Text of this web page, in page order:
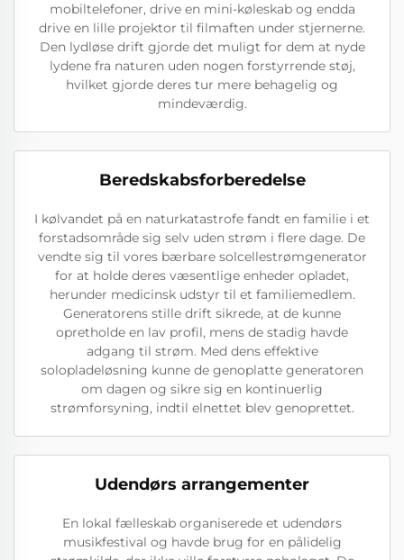
mobiltelefoner, drive en mini-køleskab og endda
drive en lille projektor til filmaften under stjernerne.
Den lydløse drift gjorde det muligt for dem at nyde
lydene fra naturen uden nogen forstyrrende støj,
hvilket gjorde deres tur mere behagelig og
mindeværdig.
Beredskabsforberedelse
I kølvandet på en naturkatastrofe fandt en familie i et
forstadsområde sig selv uden strøm i flere dage. De
vendte sig til vores bærbare solcellestrømgenerator
for at holde deres væsentlige enheder opladet,
herunder medicinsk udstyr til et familiemedlem.
Generatorens stille drift sikrede, at de kunne
opretholde en lav profil, mens de stadig havde
adgang til strøm. Med dens effektive
solopladeløsning kunne de genoplatte generatoren
om dagen og sikre sig en kontinuerlig
strømforsyning, indtil elnettet blev genoprettet.
Udendørs arrangementer
En lokal fælleskab organiserede et udendørs
musikfestival og havde brug for en pålidelig